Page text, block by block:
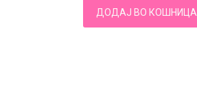
ДОДАЈ ВО КОШНИЦА